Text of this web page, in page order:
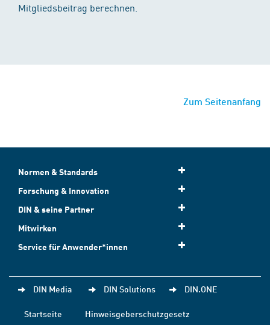
Mitgliedsbeitrag berechnen.
Zum Seitenanfang
Normen & Standards
Forschung & Innovation
DIN & seine Partner
Mitwirken
Service für Anwender*innen
DIN Media DIN Solutions DIN.ONE
Startseite
Hinweisgeberschutzgesetz